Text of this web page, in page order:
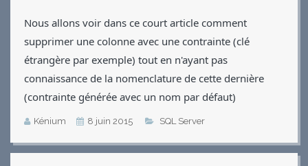
Nous allons voir dans ce court article comment
supprimer une colonne avec une contrainte (clé
étrangère par exemple) tout en n'ayant pas
connaissance de la nomenclature de cette dernière
(contrainte générée avec un nom par défaut)
Kénium 8 juin 2015 SQL Server